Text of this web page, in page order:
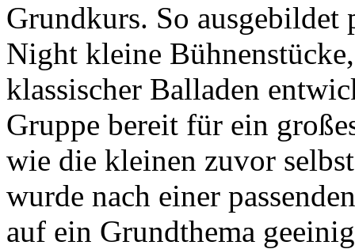
Grundkurs. So
Night kleine
klassischer Balladen
Gruppe bereit für ein
wie die kleinen zuvor
wurde nach einer
auf ein Grundthema